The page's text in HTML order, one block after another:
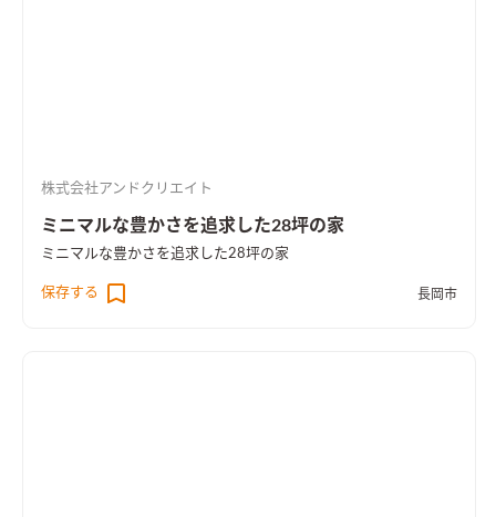
株式会社アンドクリエイト
ミニマルな豊かさを追求した28坪の家
ミニマルな豊かさを追求した28坪の家
保存する 長岡市